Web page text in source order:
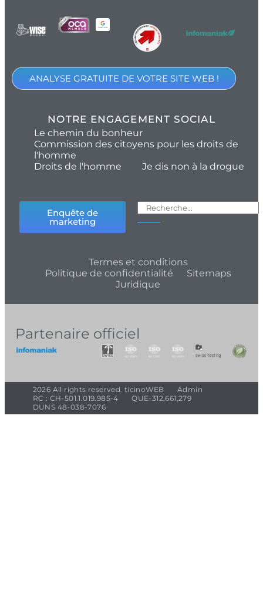
ANALYSE GRATUITE DE VOTRE SITE WEB !
NOTRE ENGAGEMENT SOCIAL
Le chemin du bonheur
Commission des citoyens pour les droits de
l'homme
Droits de l'homme
Je dis non à la drogue
Enquête de
marketing
Termes et conditions
Politique de confidentialité
Sitemaps
Juridique
Partenaire officiel
2026 All rights reserved. ticinoWEB
Admin
RC : CH-501.1.019.985-4
QUE-312,661,279
DUNS 48-038-7076